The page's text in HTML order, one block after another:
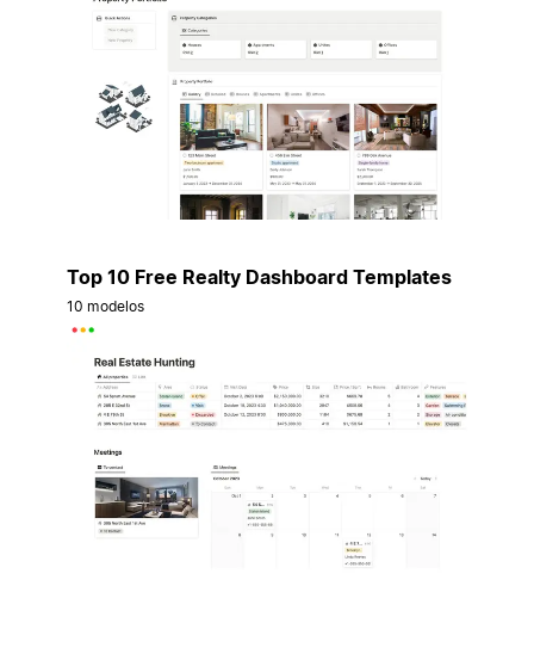
Top 10 Free Realty Dashboard Templates
10 modelos